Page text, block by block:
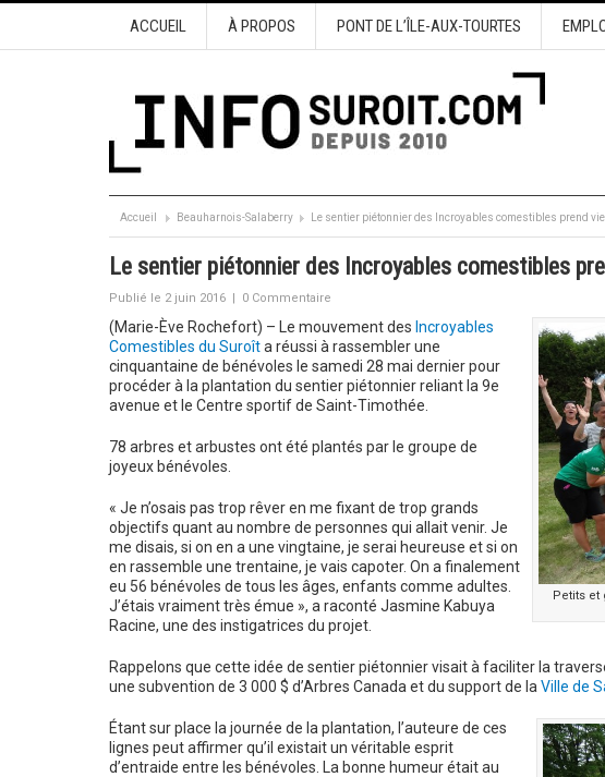
ACCUEIL À PROPOS PONT DE L’ÎLE-AUX-TOURTES
Accueil Beauharnois-Salaberry Le sentier piétonnier des Incroyables comestibles prend vie
Le sentier piétonnier des Incroyables comestibles
Publié le 2 juin 2016 | 0 Commentaire
Petits et
(Marie-Ève Rochefort) – Le mouvement des Incroyables
Comestibles du Suroîta réussi à rassembler une
cinquantaine de bénévoles le samedi 28 mai dernier pour
procéder à la plantation du sentier piétonnier reliant la 9e
avenue et le Centre sportif de Saint-Timothée.
78 arbres et arbustes ont été plantés par le groupe de
joyeux bénévoles.
« Je n’osais pas trop rêver en me fixant de trop grands
objectifs quant au nombre de personnes qui allait venir. Je
me disais, si on en a une vingtaine, je serai heureuse et si on
en rassemble une trentaine, je vais capoter. On a finalement
eu 56 bénévoles de tous les âges, enfants comme adultes.
J’étais vraiment très émue », a raconté Jasmine Kabuya
Racine, une des instigatrices du projet.
Rappelons que cette idée de sentier piétonnier visait à faciliter la
une subvention de 3 000 $ d’Arbres Canada et du support de la Ville de
Étant sur place la journée de la plantation, l’auteure de ces
lignes peut affirmer qu’il existait un véritable esprit
d’entraide entre les bénévoles. La bonne humeur était au